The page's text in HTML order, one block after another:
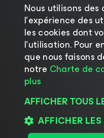
©2026 Veeam®
Politique
Nous utilisons
l’expérience des
les cookies dont
l’utilisation. Pour
que nous faisons
notre Charte de
plus
AFFICHER TOUS
AFFICHER